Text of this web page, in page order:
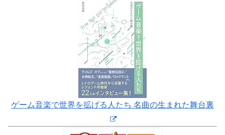
ゲーム音楽で世界を拡げる人たち 名曲の生まれた舞台裏